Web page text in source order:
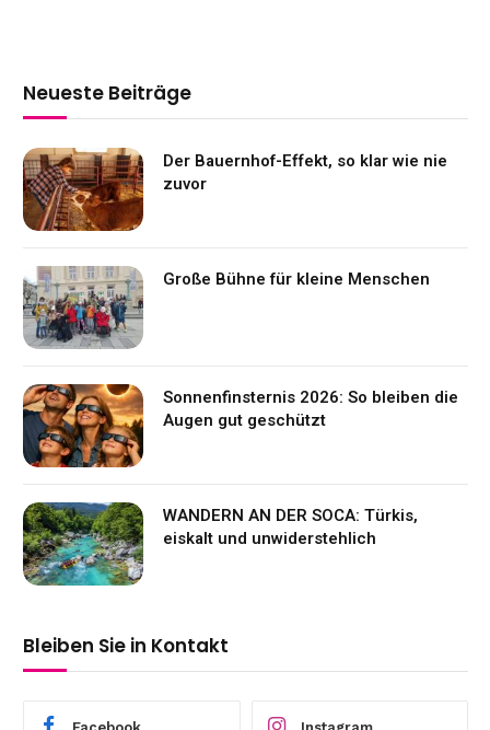
Neueste Beiträge
Der Bauernhof-Effekt, so klar wie nie
zuvor
Große Bühne für kleine Menschen
Sonnenfinsternis 2026: So bleiben die
Augen gut geschützt
WANDERN AN DER SOCA: Türkis,
eiskalt und unwiderstehlich
Bleiben Sie in Kontakt